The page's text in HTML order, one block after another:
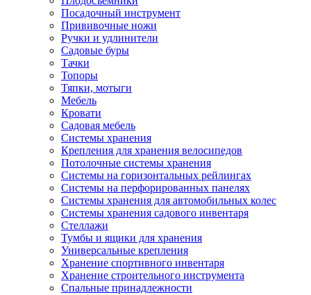
Посадочный инструмент
Прививочные ножи
Ручки и удлинители
Садовые буры
Тачки
Топоры
Тяпки, мотыги
Мебель
Кровати
Садовая мебель
Системы хранения
Крепления для хранения велосипедов
Потолочные системы хранения
Системы на горизонтальных рейлингах
Системы на перфорированных панелях
Системы хранения для автомобильных колес
Системы хранения садового инвентаря
Стеллажи
Тумбы и ящики для хранения
Универсальные крепления
Хранение спортивного инвентаря
Хранение строительного инструмента
Спальные принадлежности